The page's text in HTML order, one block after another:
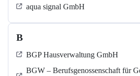
aqua signal GmbH
B
BGP Hausverwaltung GmbH
BGW – Berufsgenossenschaft für